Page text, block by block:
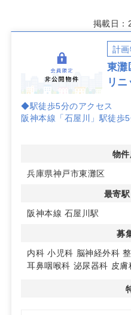
掲載日：
計
東灘
リニ
◆駅徒歩5分のアクセス
阪神本線「石屋川」駅徒歩
住民の日常動線に近く、認
区画や仕様は未定のため、
たレイアウトを検討しやす
設計がしやすい点が魅力で
◆多科目展開を想定したポ
内科から小児科、耳鼻咽喉
の募集を想定。単科開業は
た差別化が図りやすい計画
物
兵庫県神戸市東灘区
最寄
阪神本線 石屋川駅
募
内科 小児科 脳神経外科
耳鼻咽喉科 泌尿器科 皮膚